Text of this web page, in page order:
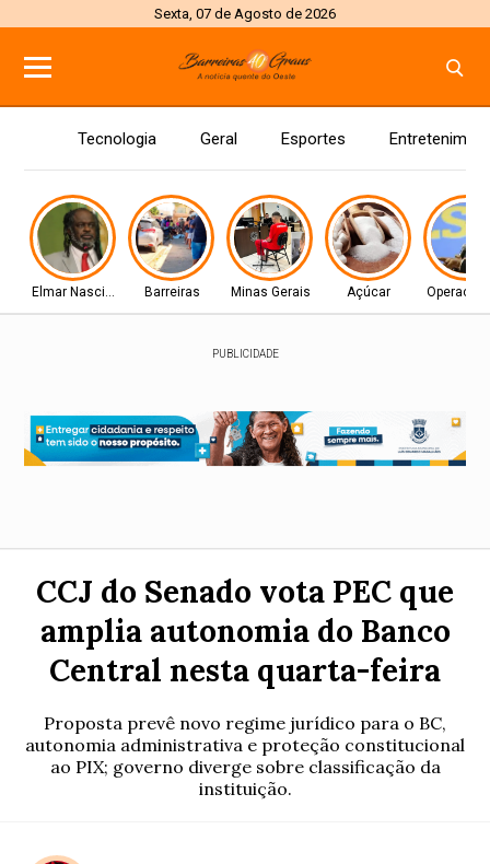
Sexta, 07 de Agosto de 2026
Tecnologia Geral Esportes
Elmar Nascimento Barreiras Minas Gerais Açúcar Operação
PUBLICIDADE
CCJ do Senado vota PEC que
amplia autonomia do Banco
Central nesta quarta-feira
Proposta prevê novo regime jurídico para o BC,
autonomia administrativa e proteção constitucional
ao PIX; governo diverge sobre classificação da
instituição.